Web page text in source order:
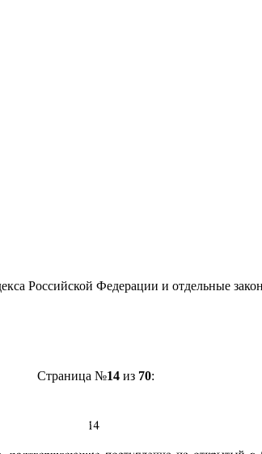
Российской Федерации и отдельные
Страница №14из 70: